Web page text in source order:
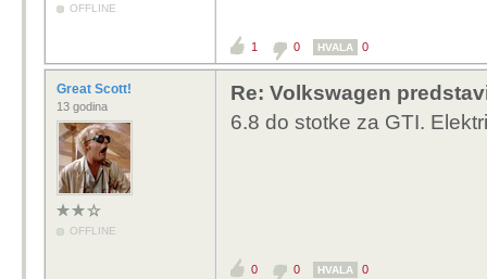
OFFLINE
1 0 HVALA 0
Great Scott!
13 godina
OFFLINE
Re: Volkswagen
6.8 do stotke za GTI.
0 0 HVALA 0